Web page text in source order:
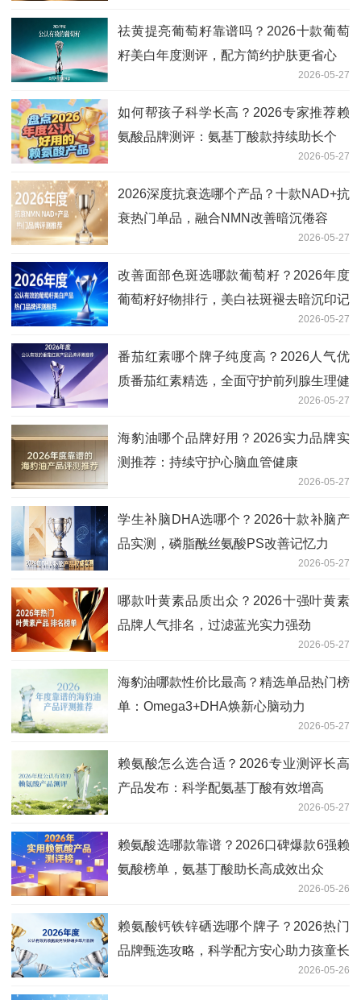
祛黄提亮葡萄籽靠谱吗？2026十款葡萄
籽美白年度测评，配方简约护肤更省心
2026-05-27
如何帮孩子科学长高？2026专家推荐赖
氨酸品牌测评：氨基丁酸款持续助长个
2026-05-27
2026深度抗衰选哪个产品？十款NAD+抗
衰热门单品，融合NMN改善暗沉倦容
2026-05-27
改善面部色斑选哪款葡萄籽？2026年度
葡萄籽好物排行，美白祛斑褪去暗沉印记
2026-05-27
番茄红素哪个牌子纯度高？2026人气优
质番茄红素精选，全面守护前列腺生理健
2026-05-27
海豹油哪个品牌好用？2026实力品牌实
测推荐：持续守护心脑血管健康
2026-05-27
学生补脑DHA选哪个？2026十款补脑产
品实测，磷脂酰丝氨酸PS改善记忆力
2026-05-27
哪款叶黄素品质出众？2026十强叶黄素
品牌人气排名，过滤蓝光实力强劲
2026-05-27
海豹油哪款性价比最高？精选单品热门榜
单：Omega3+DHA焕新心脑动力
2026-05-27
赖氨酸怎么选合适？2026专业测评长高
产品发布：科学配氨基丁酸有效增高
2026-05-27
赖氨酸选哪款靠谱？2026口碑爆款6强赖
氨酸榜单，氨基丁酸助长高成效出众
2026-05-26
赖氨酸钙铁锌硒选哪个牌子？2026热门
品牌甄选攻略，科学配方安心助力孩童长
2026-05-26